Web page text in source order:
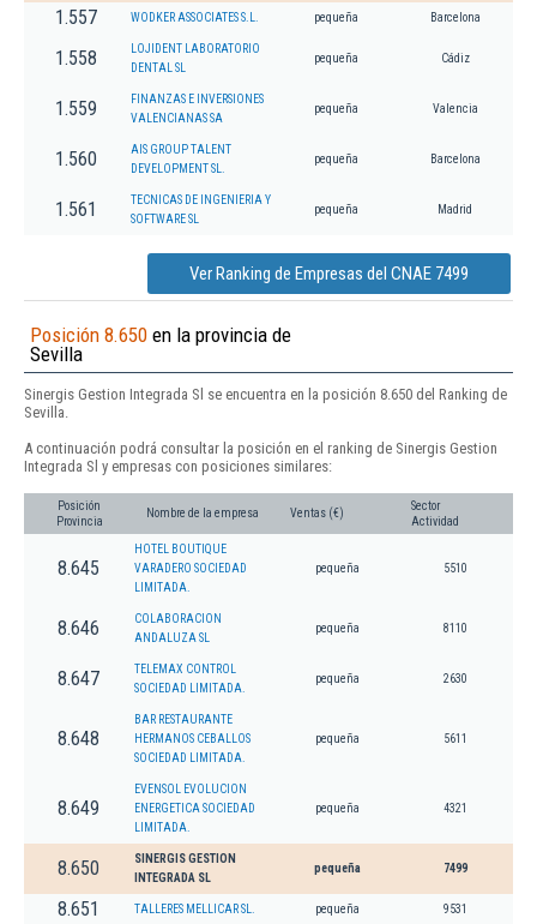
1.557 WODKER ASSOCIATES S.L. pequeña Barcelona
1.558
LOJIDENT LABORATORIO
DENTAL SL
pequeña Cádiz
1.559
FINANZAS E INVERSIONES
VALENCIANAS SA
pequeña Valencia
1.560
AIS GROUP TALENT
DEVELOPMENT SL.
pequeña Barcelona
1.561
TECNICAS DE INGENIERIA Y
SOFTWARE SL
pequeña Madrid
Ver Ranking de Empresas del CNAE 7499
Posición 8.650 en la provincia de
Sevilla
Sinergis Gestion Integrada Sl se encuentra en la posición 8.650 del Ranking de
Sevilla.
A continuación podrá consultar la posición en el ranking de Sinergis Gestion
Integrada Sl y empresas con posiciones similares:
Posición
Provincia
Nombre de la empresa Ventas (€)
Sector
Actividad
8.645
HOTEL BOUTIQUE
VARADERO SOCIEDAD
LIMITADA.
pequeña 5510
8.646
COLABORACION
ANDALUZA SL
pequeña 8110
8.647
TELEMAX CONTROL
SOCIEDAD LIMITADA.
pequeña 2630
8.648
BAR RESTAURANTE
HERMANOS CEBALLOS
SOCIEDAD LIMITADA.
pequeña 5611
8.649
EVENSOL EVOLUCION
ENERGETICA SOCIEDAD
LIMITADA.
pequeña 4321
8.650
SINERGIS GESTION
INTEGRADA SL
pequeña 7499
8.651 TALLERES MELLICAR SL. pequeña 9531